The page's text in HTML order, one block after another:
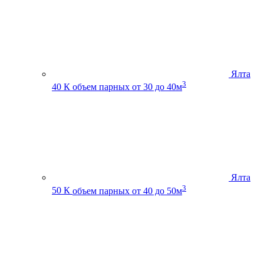
Ялта
40 К объем парных от 30 до 40м3
Ялта
50 К объем парных от 40 до 50м3